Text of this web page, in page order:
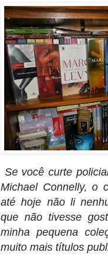
Se você curte
Michael Connelly, o
até hoje não li
que não tivesse
minha pequena
muito mais títulos